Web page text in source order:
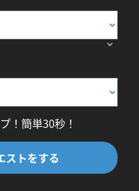
！簡単30秒！
ストをする